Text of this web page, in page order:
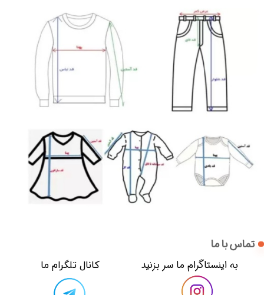
تماس با ما
​​به اینستاگرام ما سر بزنید​​​​​​​ ​کانال تلگرام ما